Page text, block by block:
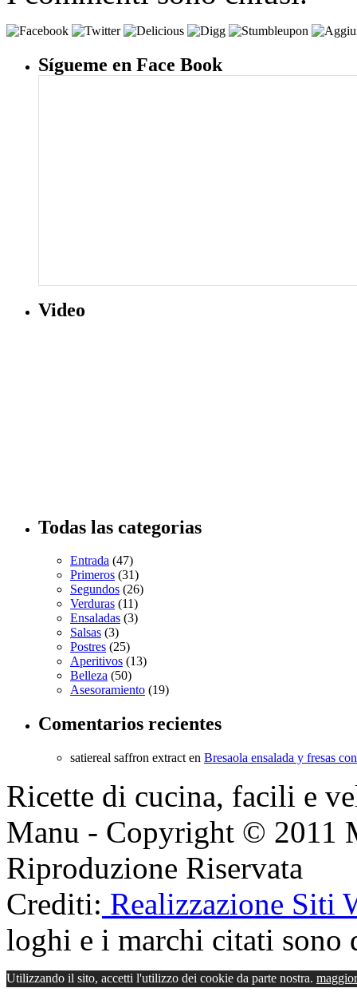
Sígueme en Face Book
Video
Todas las categorias
Entrada (47)
Primeros (31)
Segundos (26)
Verduras (11)
Ensaladas (3)
Salsas (3)
Postres (25)
Aperitivos (13)
Belleza (50)
Asesoramiento (19)
Comentarios recientes
satiereal saffron extract en Bresaola ensalada y fresas
Ricette di cucina, facili e
Manu - Copyright © 2011
Riproduzione Riservata
Crediti: Realizzazione Siti
loghi e i marchi citati
Utilizzando il sito, accetti l'utilizzo dei cookie da parte nostra.